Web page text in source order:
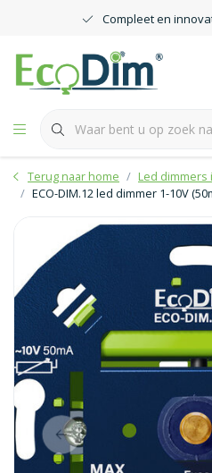
Compleet en
Terug naar home
Led
ECO-DIM.12 led dimmer 1-10V